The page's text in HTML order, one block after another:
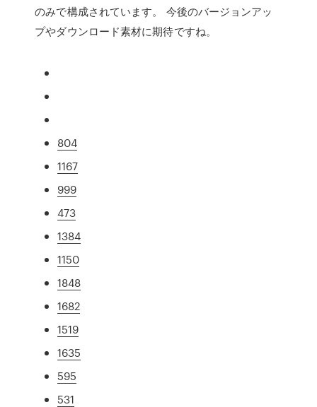
のみで構成されています。 今後のバージョンアッ
プやダウンロード素材に期待ですね。
804
1167
999
473
1384
1150
1848
1682
1519
1635
595
531